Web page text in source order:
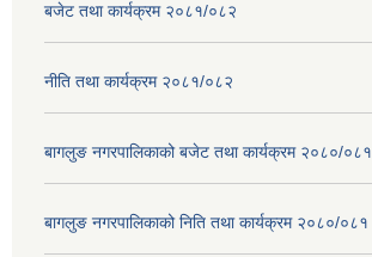
बजेट तथा कार्यक्रम २०८१/०८२
नीति तथा कार्यक्रम २०८१/०८२
बागलुङ नगरपालिकाको बजेट तथा कार्यक्रम २०८०/०८१
बागलुङ नगरपालिकाको निति तथा कार्यक्रम २०८०/०८१